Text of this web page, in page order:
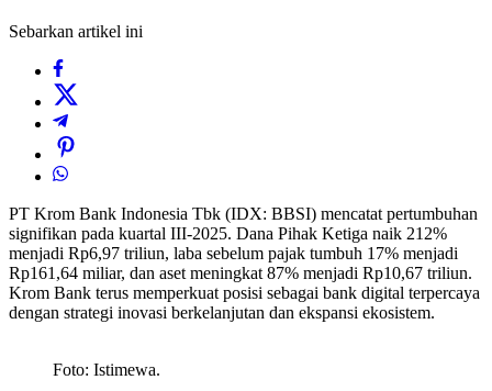
Sebarkan artikel ini
PT Krom Bank Indonesia Tbk (IDX: BBSI) mencatat pertumbuhan
signifikan pada kuartal III-2025. Dana Pihak Ketiga naik 212%
menjadi Rp6,97 triliun, laba sebelum pajak tumbuh 17% menjadi
Rp161,64 miliar, dan aset meningkat 87% menjadi Rp10,67 triliun.
Krom Bank terus memperkuat posisi sebagai bank digital terpercaya
dengan strategi inovasi berkelanjutan dan ekspansi ekosistem.
Foto: Istimewa.